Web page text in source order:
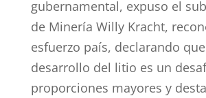
gubernamental, expuso el
de Minería Willy Kracht,
esfuerzo país, declarando
desarrollo del litio es un
proporciones mayores y